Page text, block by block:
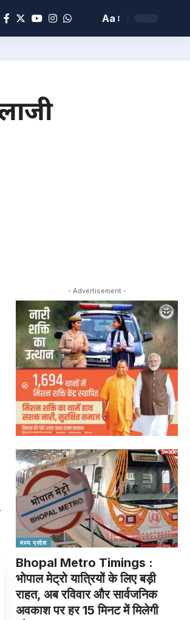
Aa
- Advertisement -
मध्य प्रदेश
Bhopal Metro Timings :
भोपाल मेट्रो यात्रियों के लिए बड़ी
राहत, अब रविवार और सार्वजनिक
अवकाश पर हर 15 मिनट में मिलेगी